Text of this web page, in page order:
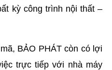
kỳ công trình nội thất –
BẢO PHÁT còn có lợi
trực tiếp với nhà máy